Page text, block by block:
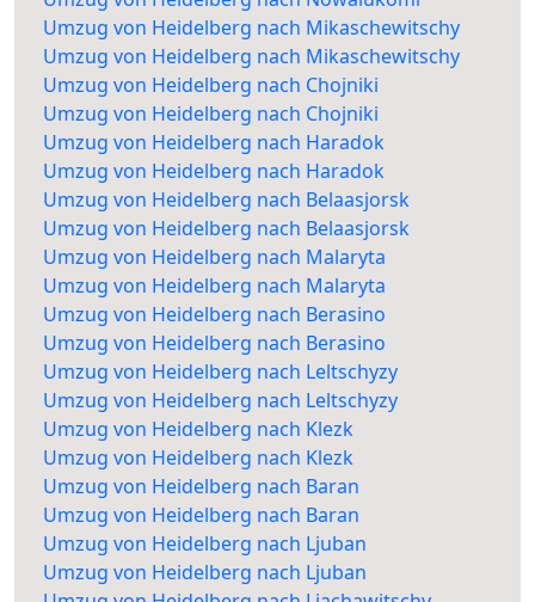
Umzug von Heidelberg nach Mikaschewitschy
Umzug von Heidelberg nach Mikaschewitschy
Umzug von Heidelberg nach Chojniki
Umzug von Heidelberg nach Chojniki
Umzug von Heidelberg nach Haradok
Umzug von Heidelberg nach Haradok
Umzug von Heidelberg nach Belaasjorsk
Umzug von Heidelberg nach Belaasjorsk
Umzug von Heidelberg nach Malaryta
Umzug von Heidelberg nach Malaryta
Umzug von Heidelberg nach Berasino
Umzug von Heidelberg nach Berasino
Umzug von Heidelberg nach Leltschyzy
Umzug von Heidelberg nach Leltschyzy
Umzug von Heidelberg nach Klezk
Umzug von Heidelberg nach Klezk
Umzug von Heidelberg nach Baran
Umzug von Heidelberg nach Baran
Umzug von Heidelberg nach Ljuban
Umzug von Heidelberg nach Ljuban